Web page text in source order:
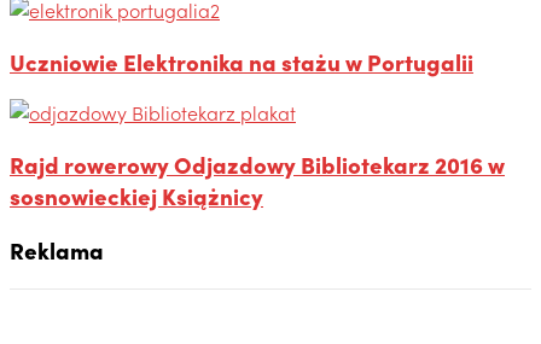
Uczniowie Elektronika na stażu w Portugalii
Rajd rowerowy Odjazdowy Bibliotekarz 2016 w
sosnowieckiej Książnicy
Reklama